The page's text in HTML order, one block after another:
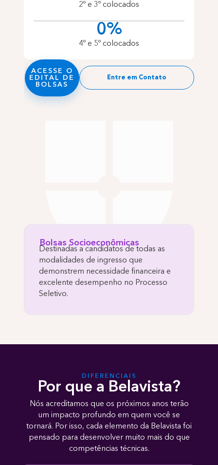
2º e 3º colocados
0%
4º e 5º colocados
ACESSE O
EDITAL DE
BOLSAS
Entre em Contato
Bolsas Socioeconômicas
Destinadas a candidatos de todas as
modalidades de ingresso que
demonstrem necessidade financeira e
excelente desempenho no Processo
Seletivo.
DIFERENCIAIS
Por que a Belavista?
Nós acreditamos que os próximos anos terão
um impacto profundo em quem você se
tornará. Por isso, cada elemento da Belavista foi
pensado para desenvolver muito mais do que
competências técnicas.